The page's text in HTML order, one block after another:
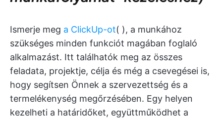
Ismerje meg a ClickUp-ot( ), a munkához
szükséges minden funkciót magában foglaló
alkalmazást. Itt találhatók meg az összes
feladata, projektje, célja és még a csevegései is,
hogy segítsen Önnek a szervezettség és a
termelékenység megőrzésében. Egy helyen
kezelheti a határidőket, együttműködhet a